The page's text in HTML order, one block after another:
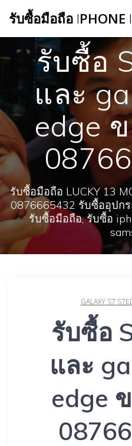
รับซื้อมือถือ IPHONE I
รับซื้อ
และ
edge
รับซื้อมือถือ LUCKY 13
0876665432 รับซื้ออุปก
รับซื้อมือถือ, รับซื้อ
GALAXY S7
รับซื้อ
และ
edge